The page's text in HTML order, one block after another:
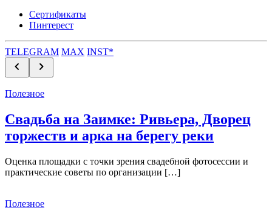
Сертификаты
Пинтерест
TELEGRAM MAX INST*
Полезное
Свадьба на Заимке: Ривьера, Дворец
торжеств и арка на берегу реки
Оценка площадки с точки зрения свадебной фотосессии и
практические советы по организации […]
Полезное